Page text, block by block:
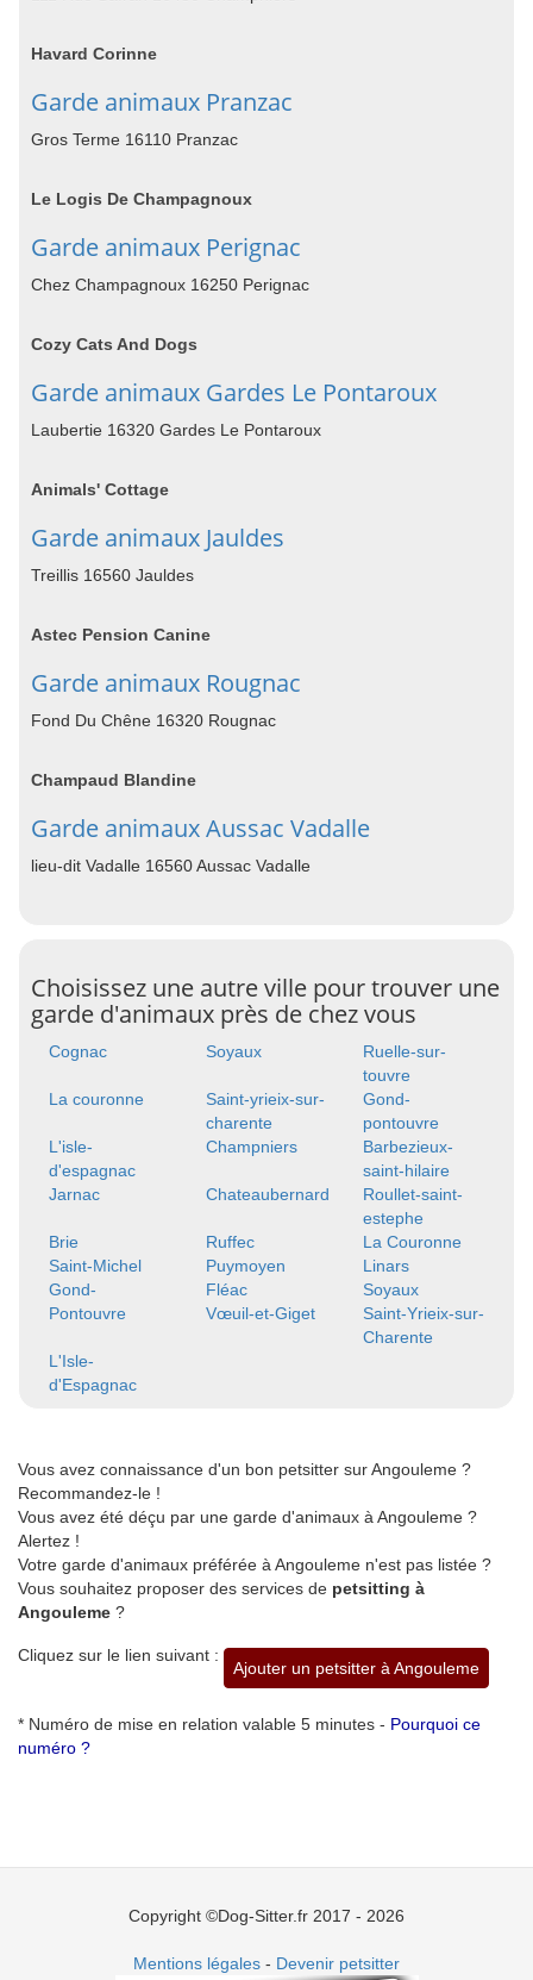
Havard Corinne
Garde animaux Pranzac
Gros Terme 16110 Pranzac
Le Logis De Champagnoux
Garde animaux Perignac
Chez Champagnoux 16250 Perignac
Cozy Cats And Dogs
Garde animaux Gardes Le Pontaroux
Laubertie 16320 Gardes Le Pontaroux
Animals' Cottage
Garde animaux Jauldes
Treillis 16560 Jauldes
Astec Pension Canine
Garde animaux Rougnac
Fond Du Chêne 16320 Rougnac
Champaud Blandine
Garde animaux Aussac Vadalle
lieu-dit Vadalle 16560 Aussac Vadalle
Choisissez une autre ville pour trouver une
garde d'animaux près de chez vous
Cognac Soyaux
Ruelle-sur-
touvre
La couronne
Saint-yrieix-sur-
charente
Gond-
pontouvre
L'isle-
d'espagnac
Champniers
Barbezieux-
saint-hilaire
Jarnac
Chateaubernard
Roullet-saint-
estephe
Brie
Ruffec
La Couronne
Saint-Michel
Puymoyen
Linars
Gond-
Pontouvre
Fléac
Soyaux
Vœuil-et-Giget
Saint-Yrieix-sur-
Charente
L'Isle-
d'Espagnac
Vous avez connaissance d'un bon petsitter sur Angouleme ?
Recommandez-le !
Vous avez été déçu par une garde d'animaux à Angouleme ?
Alertez !
Votre garde d'animaux préférée à Angouleme n'est pas listée ?
Vous souhaitez proposer des services de petsitting à
Angouleme ?
Cliquez sur le lien suivant :
Ajouter un petsitter à Angouleme
* Numéro de mise en relation valable 5 minutes - Pourquoi ce
numéro ?
Copyright ©Dog-Sitter.fr 2017 - 2026
Mentions légales - Devenir petsitter